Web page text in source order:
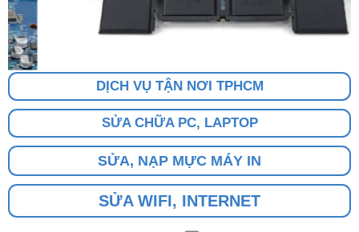
DỊCH VỤ TẬN NƠI TPHCM
SỬA CHỮA PC, LAPTOP
SỬA, NẠP MỰC MÁY IN
SỬA WIFI, INTERNET